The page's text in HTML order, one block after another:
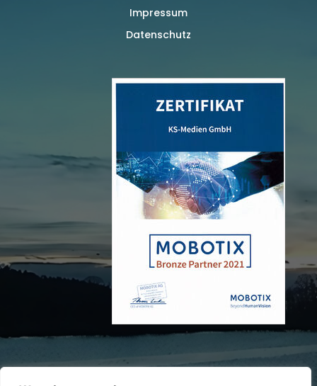
Impressum
Datenschutz